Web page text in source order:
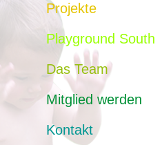
Projekte
Playground South
Das Team
Mitglied werden
Kontakt